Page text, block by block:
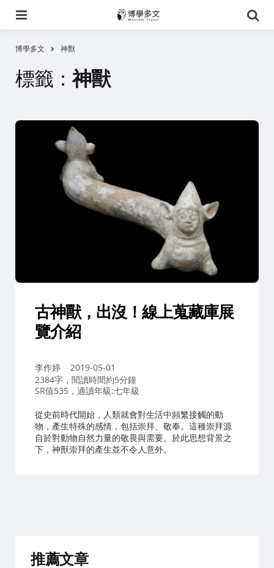
尋
博學多文 神獸
標籤：神獸
古神獸，出沒！線上蒐藏庫展
覽介紹
作
者：
李作婷
2019-05-01
2384字，閱讀時間約5分鐘
SR值535，適讀年級:七年級
從史前時代開始，人類就會對生活中頻繁接觸的動
物，產生特殊的感情，包括崇拜、敬奉。這種崇拜源
自於對動物自然力量的敬畏與需要。於此思想背景之
下，神獸崇拜的產生並不令人意外。
推薦文章